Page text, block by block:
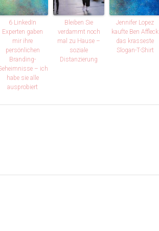
6 LinkedIn
Experten gaben
mir ihre
persönlichen
Branding-
– ich
habe sie alle
ausprobiert
Bleiben Sie
verdammt noch
mal zu Hause –
soziale
Distanzierung
Jennifer Lopez
kaufte Ben Affleck
das krasseste
Slogan-T-Shirt